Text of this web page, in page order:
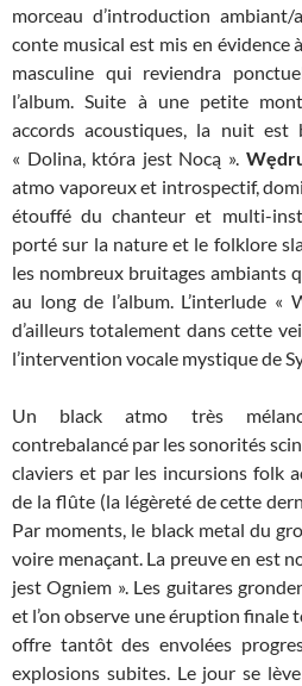
morceau d’introduction
conte musical est mis en
masculine qui reviendra
l’album. Suite à une petite
accords acoustiques, la nuit
« Dolina, która jest Nocą ».
atmo vaporeux et introspectif,
étouffé du chanteur et multi-
porté sur la nature et le folklore
les nombreux bruitages ambiants
au long de l’album. L’interlude «
d’ailleurs totalement dans cette
l’intervention vocale mystique de
Un black atmo très
contrebalancé par les sonorités
claviers et par les incursions folk
de la flûte (la légèreté de cette
Par moments, le black metal du
voire menaçant. La preuve en est
jest Ogniem ». Les guitares
et l’on observe une éruption finale
offre tantôt des envolées
explosions subites. Le jour se